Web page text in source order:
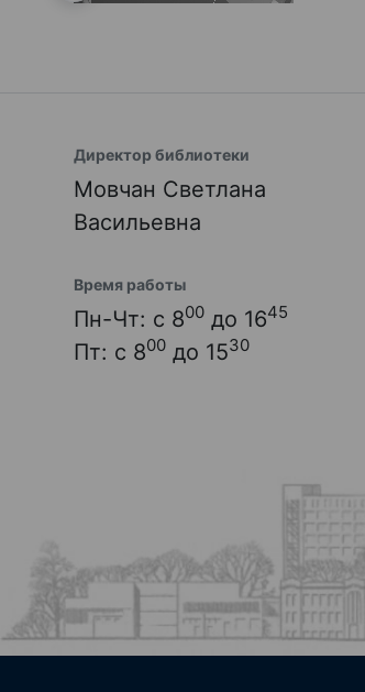
Директор библиотеки
Мовчан Светлана
Васильевна
Время работы
Пн-Чт: с 800 до 1645
Пт: с 800 до 1530